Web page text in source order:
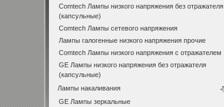
Comtech Лампы низкого напряжения без отражателя
(капсульные)
Comtech Лампы сетевого напряжения
Лампы галогенные низкого напряжения прочие
Comtech Лампы низкого напряжения с отражателем
GE Лампы низкого напряжения без отражателя
(капсульные)
Лампы накаливания
GE Лампы зеркальные